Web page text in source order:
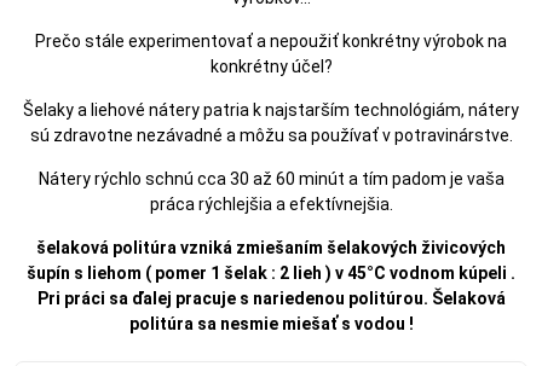
Prečo stále experimentovať a nepoužiť konkrétny výrobok na
konkrétny účel?
Šelaky a liehové nátery patria k najstarším technológiám, nátery
sú zdravotne nezávadné a môžu sa používať v potravinárstve.
Nátery rýchlo schnú cca 30 až 60 minút a tím padom je vaša
práca rýchlejšia a efektívnejšia.
šelaková politúra vzniká zmiešaním šelakových živicových
šupín s liehom ( pomer 1 šelak : 2 lieh ) v 45°C vodnom kúpeli .
Pri práci sa ďalej pracuje s nariedenou politúrou. Šelaková
politúra sa nesmie miešať s vodou !